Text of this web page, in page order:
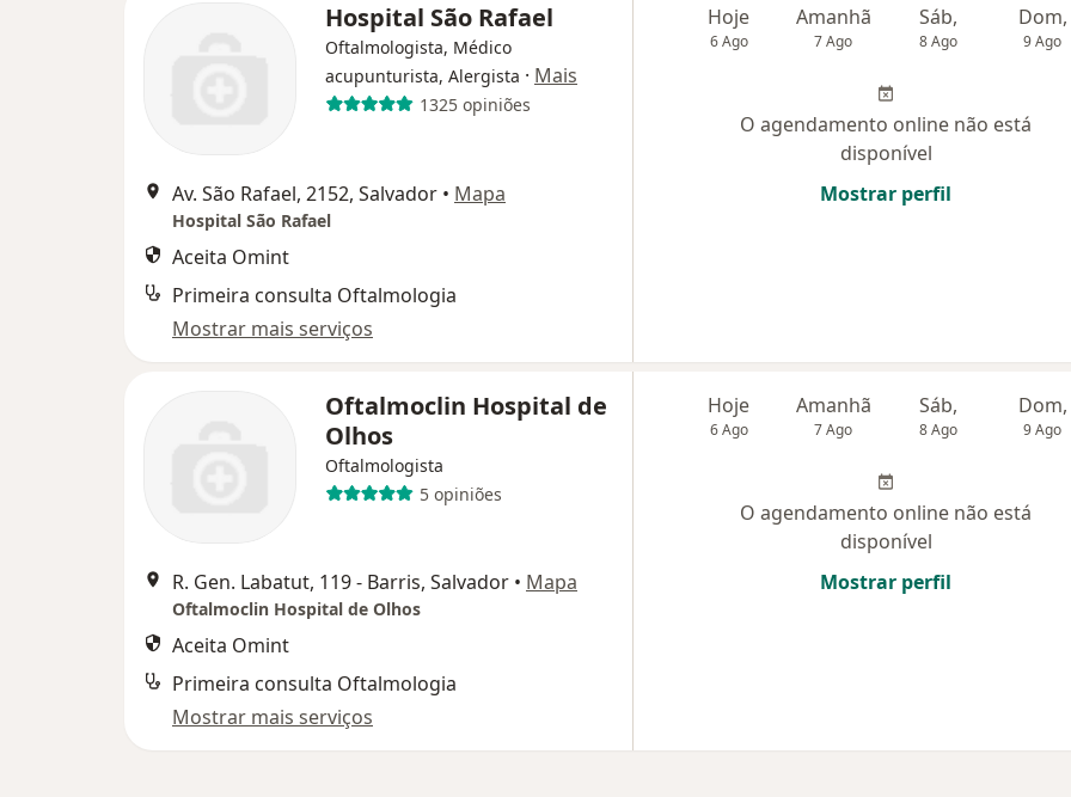
Hospital São Rafael
Oftalmologista, Médico
acupunturista, Alergista · Mais
1325 opiniões
Av. São Rafael, 2152, Salvador • Mapa
Hospital São Rafael
Aceita Omint
Primeira consulta Oftalmologia
Mostrar mais serviços
Hoje
6 Ago
Amanhã
7 Ago
Sáb,
8 Ago
Dom,
9 Ago
O agendamento online não está
disponível
Mostrar perfil
Oftalmoclin Hospital de
Olhos
Oftalmologista
5 opiniões
R. Gen. Labatut, 119 - Barris, Salvador • Mapa
Oftalmoclin Hospital de Olhos
Aceita Omint
Primeira consulta Oftalmologia
Mostrar mais serviços
Hoje
6 Ago
Amanhã
7 Ago
Sáb,
8 Ago
Dom,
9 Ago
O agendamento online não está
disponível
Mostrar perfil